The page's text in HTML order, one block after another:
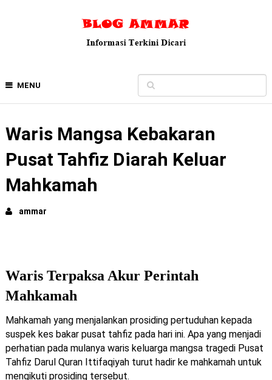
MENU
Waris Mangsa Kebakaran
Pusat Tahfiz Diarah Keluar
Mahkamah
ammar
Waris Terpaksa Akur Perintah
Mahkamah
Mahkamah yang menjalankan prosiding pertuduhan kepada
suspek kes bakar pusat tahfiz pada hari ini. Apa yang menjadi
perhatian pada mulanya waris keluarga mangsa tragedi Pusat
Tahfiz Darul Quran Ittifaqiyah turut hadir ke mahkamah untuk
mengikuti prosiding tersebut.